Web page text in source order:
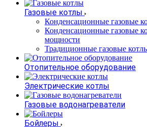
Газовые котлы
Конденсационные газовые
Конденсационные газовые
мощности
Традиционные газовые
Отопительное оборудование
Электрические котлы
Газовые водонагреватели
Бойлеры